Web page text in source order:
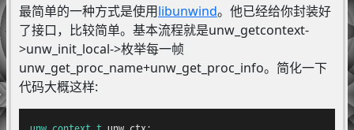
最简单的一种方式是使用libunwind。他已经给你封装好
了接口，比较简单。基本流程就是unw_getcontext-
>unw_init_local->枚举每一帧
unw_get_proc_name+unw_get_proc_info。简化一下
代码大概这样: